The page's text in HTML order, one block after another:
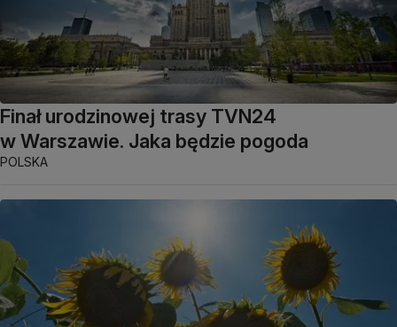
Finał urodzinowej trasy TVN24
w Warszawie. Jaka będzie pogoda
POLSKA